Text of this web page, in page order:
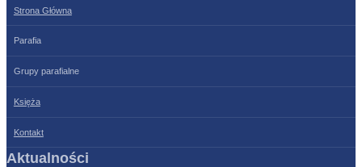
Strona Główna
Parafia
Grupy parafialne
Księża
Kontakt
Aktualności